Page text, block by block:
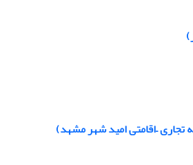
–اقامتی امید شهر مشهد)